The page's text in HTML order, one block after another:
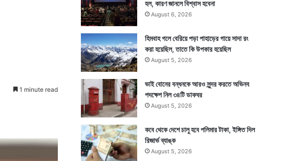
1 minute read
হল, কারণ জানলে বিশ্বাস হবেনা
August 6, 2026
হিমবাহ গলে বেরিয়ে পড়া পাহাড়ের গায়ে সাদা রং
করা হয়েছিল, তাতে কি উপকার হয়েছিল
August 5, 2026
ভাই বোনের বন্ধনকে আরও সুন্দর করতে অভিনব
পদক্ষেপ নিল ৩৪টি ডাকঘর
August 5, 2026
কবে থেকে দেশে চালু হবে পলিমার টাকা, ইঙ্গিত দিল
রিজার্ভ ব্যাঙ্ক
August 5, 2026